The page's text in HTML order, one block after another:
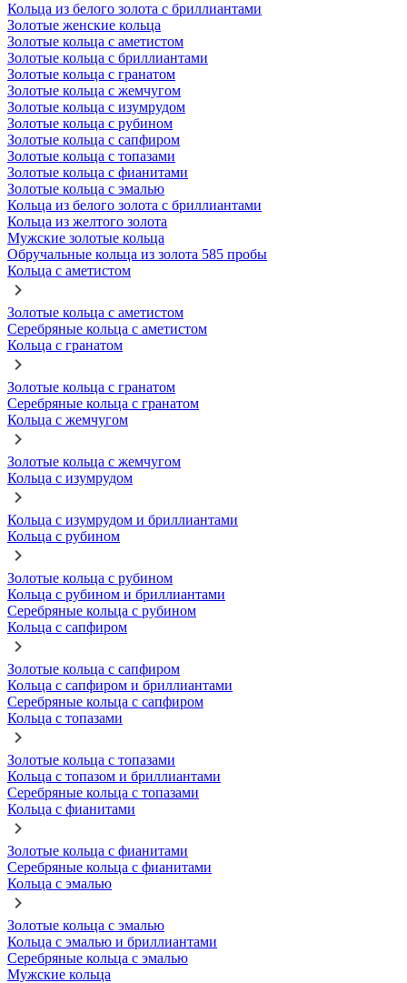
Кольца из белого золота с бриллиантами
Золотые женские кольца
Золотые кольца с аметистом
Золотые кольца с бриллиантами
Золотые кольца с гранатом
Золотые кольца с жемчугом
Золотые кольца с изумрудом
Золотые кольца с рубином
Золотые кольца с сапфиром
Золотые кольца с топазами
Золотые кольца с фианитами
Золотые кольца с эмалью
Кольца из белого золота с бриллиантами
Кольца из желтого золота
Мужские золотые кольца
Обручальные кольца из золота 585 пробы
Кольца с аметистом
Золотые кольца с аметистом
Серебряные кольца с аметистом
Кольца с гранатом
Золотые кольца с гранатом
Серебряные кольца с гранатом
Кольца с жемчугом
Золотые кольца с жемчугом
Кольца с изумрудом
Кольца с изумрудом и бриллиантами
Кольца с рубином
Золотые кольца с рубином
Кольца с рубином и бриллиантами
Серебряные кольца с рубином
Кольца с сапфиром
Золотые кольца с сапфиром
Кольца с сапфиром и бриллиантами
Серебряные кольца с сапфиром
Кольца с топазами
Золотые кольца с топазами
Кольца с топазом и бриллиантами
Серебряные кольца с топазами
Кольца с фианитами
Золотые кольца с фианитами
Серебряные кольца с фианитами
Кольца с эмалью
Золотые кольца с эмалью
Кольца с эмалью и бриллиантами
Серебряные кольца с эмалью
Мужские кольца